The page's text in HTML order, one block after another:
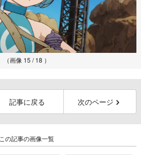
（画像 15 / 18 ）
記事に戻る 次のページ
この記事の画像一覧